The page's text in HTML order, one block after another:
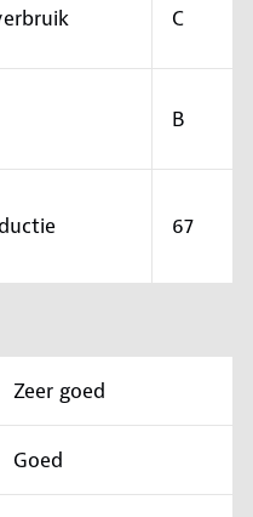
C
B
67
Zeer goed
Goed